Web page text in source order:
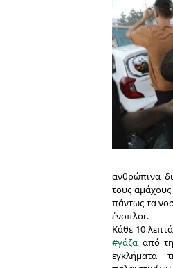
ανθρώπινα
τους
πάντως τα
ένοπλοι.
Κάθε 10
#γάζα από
εγκλήματα